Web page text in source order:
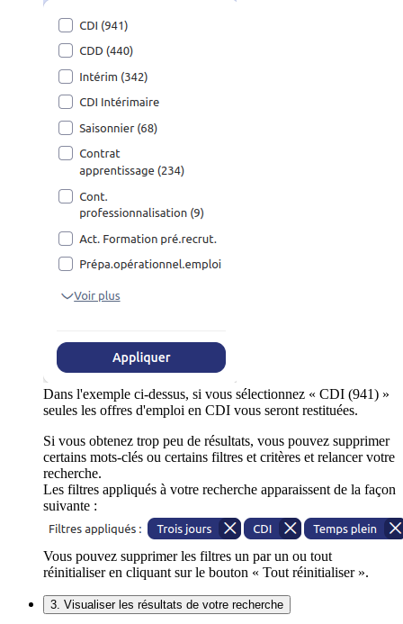
Dans l'exemple ci-dessus, si vous sélectionnez « CDI (941) »
seules les offres d'emploi en CDI vous seront restituées.
Si vous obtenez trop peu de résultats, vous pouvez supprimer
certains mots-clés ou certains filtres et critères et relancer votre
recherche.
Les filtres appliqués à votre recherche apparaissent de la façon
suivante :
Vous pouvez supprimer les filtres un par un ou tout
réinitialiser en cliquant sur le bouton « Tout réinitialiser ».
3. Visualiser les résultats de votre recherche